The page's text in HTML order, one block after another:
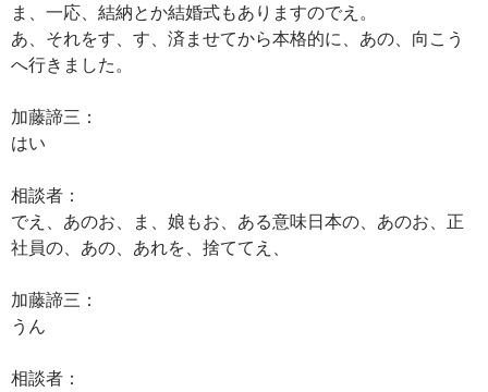
ま、一応、結納とか結婚式もありますのでえ。
あ、それをす、す、済ませてから本格的に、あの、向こう
へ行きました。
加藤諦三：
はい
相談者：
でえ、あのお、ま、娘もお、ある意味日本の、あのお、正
社員の、あの、あれを、捨ててえ、
加藤諦三：
うん
相談者：